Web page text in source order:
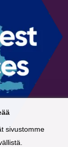
sivustomme